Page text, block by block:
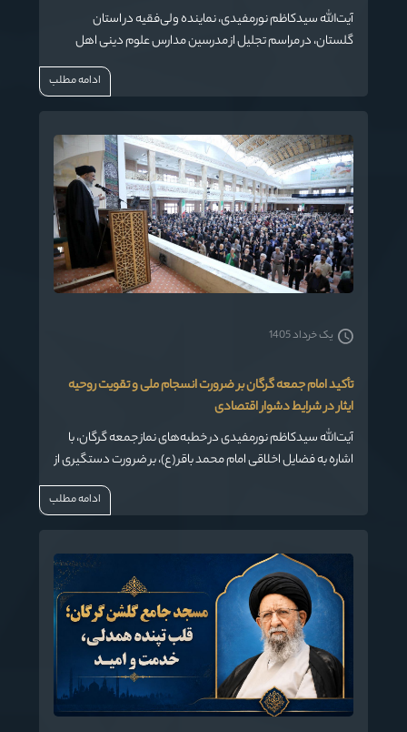
آیت‌الله سیدکاظم نورمفیدی، نماینده ولی‌فقیه در استان
گلستان، در مراسم تجلیل از مدرسین مدارس علوم دینی اهل
سنت استان، با اشاره به رسالت خطیر علما در شرایط حساس
کنونی، بر لزوم ارتقای سطح علمی و تبیین روشن و امروزی معارف
ادامه مطلب
تأکید امام جمعه گرگان بر ضرورت انسجام ملی و تقویت روحیه
ایثار در شرایط دشوار اقتصادی
آیت‌الله سیدکاظم نورمفیدی در خطبه‌های نماز جمعه گرگان، با
اشاره به فضایل اخلاقی امام محمد باقر (ع)، بر ضرورت دستگیری از
نیازمندان، احترام به والدین و تکریم زیردستان تأکید کرد.
یک خرداد 1405
ادامه مطلب